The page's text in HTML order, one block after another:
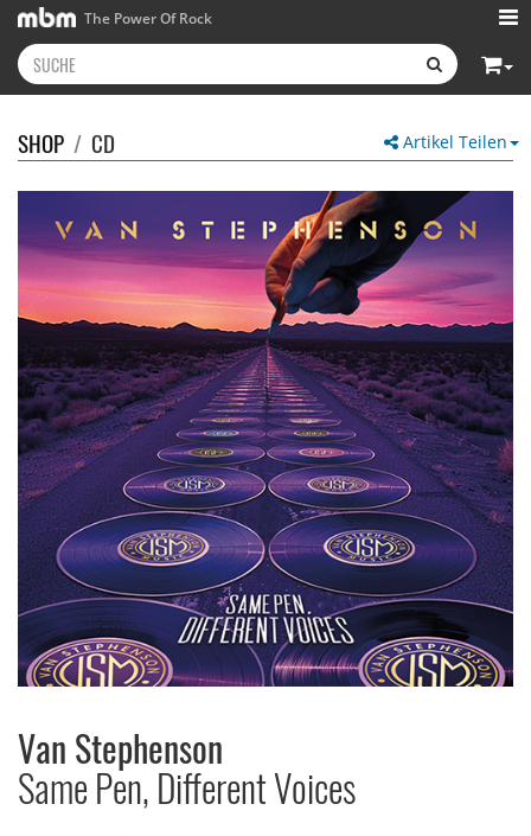
The Power Of Rock
Artikel Teilen
SHOP / CD
Van Stephenson
Same Pen, Different Voices